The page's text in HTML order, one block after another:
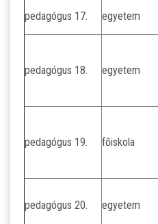
pedagógus 17. egyetem
pedagógus 18. egyetem
pedagógus 19. főiskola
pedagógus 20. egyetem